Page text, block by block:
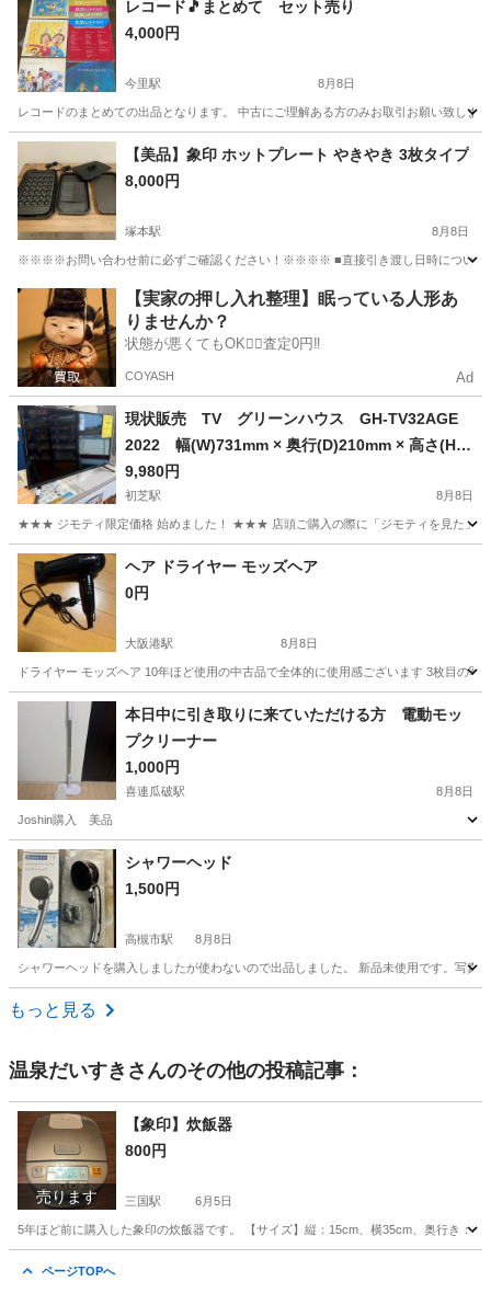
レコード🎵まとめて セット売り
4,000円
今里駅 8月8日
レコードのまとめての出品となります。 中古にご理解ある方のみお取引お願い致し
大阪 大阪市 今里駅 オーディオ レコード
【美品】象印 ホットプレート やきやき 3枚タイプ
8,000円
塚本駅 8月8日
※※※※お問い合わせ前に必ずご確認ください！※※※※ ■直接引き渡し日時について【
大阪 大阪市 塚本駅 キッチン家電
【実家の押し入れ整理】眠っている人形あ
りませんか？
状態が悪くてもOK🙆‍♀️査定0円‼️
COYASH Ad
現状販売 TV グリーンハウス GH-TV32AGE
2022 幅(W)731mm × 奥行(D)210mm × 高さ(H)4
90mm ✨️ジモティー割引✨️【ジャングルジャング
ル堺初芝店】 堺市（東区 西区 北区 南区 堺
区 美原区）高石市 泉大津市 忠岡町 和泉
市 松原市 大阪狭山市
9,980円
初芝駅 8月8日
★★★ ジモティ限定価格 始めました！ ★★★ 店頭ご購入の際に「ジモティを見た」と
大阪 堺市 テレビ ジャングル
ヘア ドライヤー モッズヘア
0円
大阪港駅 8月8日
ドライヤー モッズヘア 10年ほど使用の中古品で全体的に使用感ございます 3枚目の
大阪 大阪市 大阪港駅 美容家電 モッズヘア
本日中に引き取りに来ていただける方 電動モッ
プクリーナー
1,000円
喜連瓜破駅 8月8日
Joshin購入 美品
大阪 大阪市 生活家電
シャワーヘッド
1,500円
高槻市駅 8月8日
シャワーヘッドを購入しましたが使わないので出品しました。 新品未使用です。写真
大阪 高槻市
もっと見る
温泉だいすき さんのその他の投稿記事：
売ります
【象印】炊飯器
800円
三国駅 6月5日
5年ほど前に購入した象印の炊飯器です。 【サイズ】縦：15cm、横35cm、奥行き：
ページTOPへ